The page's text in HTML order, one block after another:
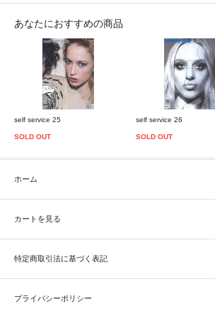
あなたにおすすめの商品
self service 25
SOLD OUT
self service 26
SOLD OUT
ホーム
カートを見る
特定商取引法に基づく表記
プライバシーポリシー